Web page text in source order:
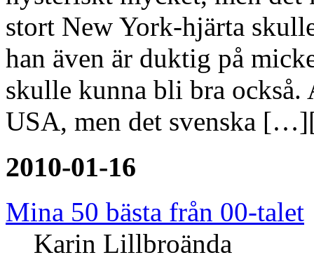
Hela våren 2009 längtade
hysteriskt mycket, men det
stort New York-hjärta
han även är duktig på
USA, men det svenska
2010-01-16